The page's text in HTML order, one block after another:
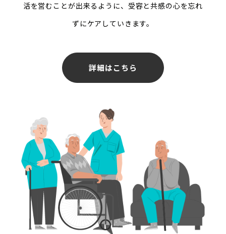
活を営むことが出来るように、受容と共感の心を忘れ
ずにケアしていきます。
詳細はこちら